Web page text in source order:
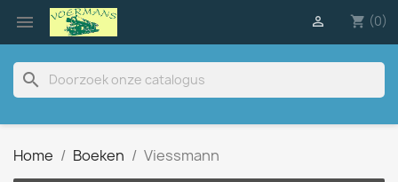
 shopping_cart (0)

search
Home Boeken Viessmann